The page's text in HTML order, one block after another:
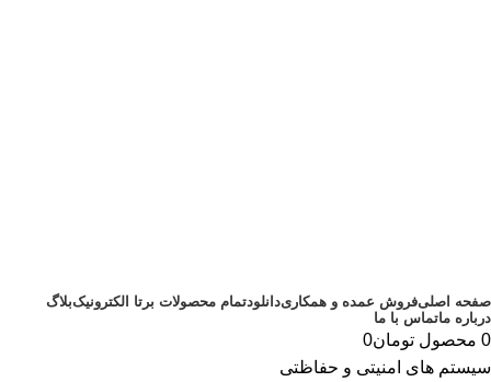
صفحه اصلیفروش عمده و همکاریدانلودتمام محصولات برتا الکترونیکبلاگ
درباره ماتماس با ما
0 محصول تومان0
سیستم های امنیتی و حفاظتی